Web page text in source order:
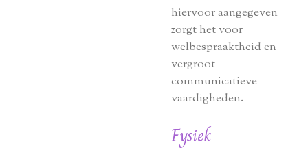
hiervoor aangegeven
zorgt het voor
welbespraaktheid en
vergroot
communicatieve
vaardigheden.
Fysiek